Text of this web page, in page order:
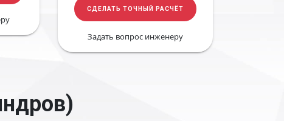
СДЕЛАТЬ ТОЧНЫЙ РАСЧЁТ
Задать вопрос инженеру